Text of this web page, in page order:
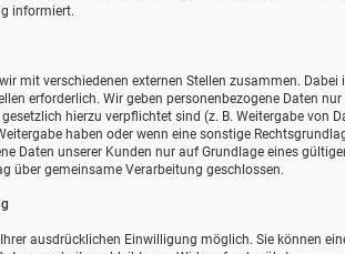
informiert.
mit verschiedenen externen Stellen zusammen.
erforderlich. Wir geben personenbezogene Daten
hierzu verpflichtet sind (z. B. Weitergabe von
haben oder wenn eine sonstige
Daten unserer Kunden nur auf Grundlage eines
über gemeinsame Verarbeitung geschlossen.
ausdrücklichen Einwilligung möglich. Sie können